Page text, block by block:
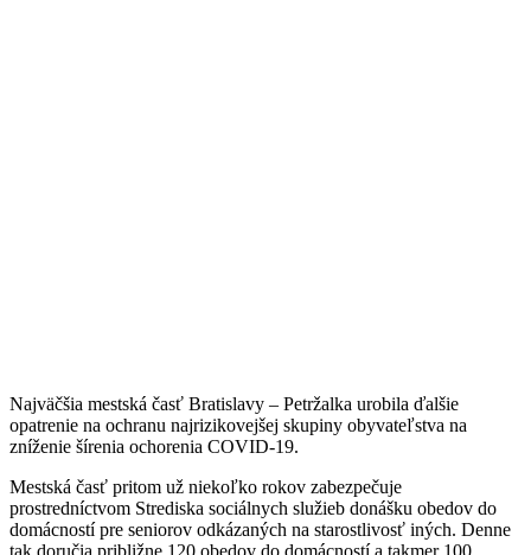
Najväčšia mestská časť Bratislavy – Petržalka urobila ďalšie
opatrenie na ochranu najrizikovejšej skupiny obyvateľstva na
zníženie šírenia ochorenia COVID-19.
Mestská časť pritom už niekoľko rokov zabezpečuje
prostredníctvom Strediska sociálnych služieb donášku obedov do
domácností pre seniorov odkázaných na starostlivosť iných. Denne
tak doručia približne 120 obedov do domácností a takmer 100